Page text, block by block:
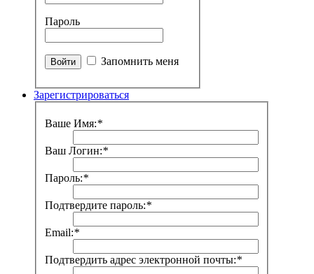
Пароль
Запомнить меня
Зарегистрироваться
Ваше Имя:*
Ваш Логин:*
Пароль:*
Подтвердите пароль:*
Email:*
Подтвердить адрес электронной почты:*